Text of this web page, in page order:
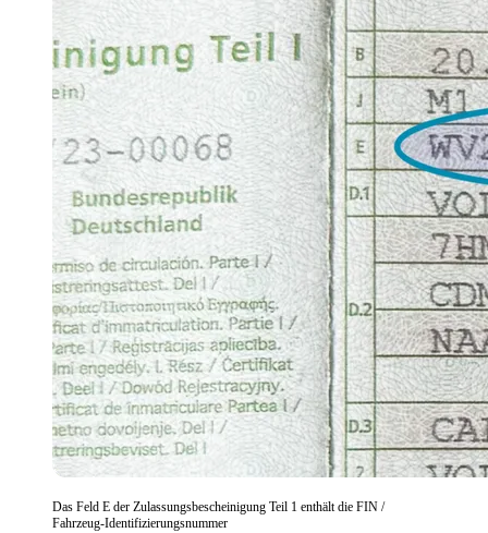
Das Feld E der Zulassungsbescheinigung Teil 1 enthält die FIN /
Fahrzeug-Identifizierungsnummer